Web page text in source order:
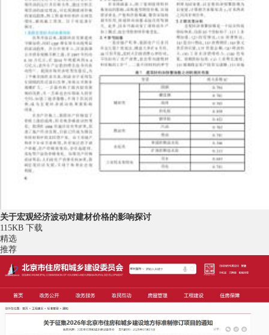
关于宏观经济波动对建材价格的影响探讨
115KB 下载
精选
推荐